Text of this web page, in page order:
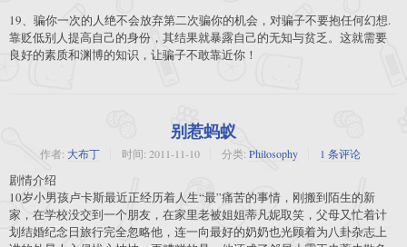
19、骗你一次的人绝不会放弃第二次骗你的机会，对骗子不要抱任何幻想.
靠贬低别人提高自己的身份，其结果就暴露自己的无知与贫乏。这就需要
良好的素质和渊博的知识，让骗子不敢靠近你！
别惹蚂蚁
作者: 大布丁 时间: 2011-11-10 分类: Philosophy 1 条评论
剧情介绍
10岁小男孩卢卡斯最近正经历着人生“最”痛苦的事情，刚搬到陌生的新
家，在学校没交到一个朋友，在家里老被姐姐蒂凡妮取笑，父母又忙着计
划结婚纪念日旅行完全忽略他，连一向最好的奶奶也光顾着为八卦杂志上